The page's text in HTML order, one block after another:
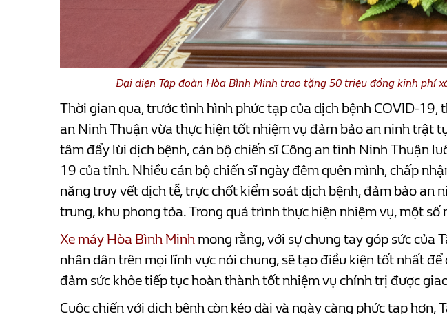
Đại diện Tập đoàn Hòa Bình Minh trao tặng 50 triệu đồng kinh phí
Thời gian qua, trước tình hình phức tạp của dịch bệnh COVID-19,
an Ninh Thuận vừa thực hiện tốt nhiệm vụ đảm bảo an ninh trật
tâm đẩy lùi dịch bệnh, cán bộ chiến sĩ Công an tỉnh Ninh Thuận
19 của tỉnh. Nhiều cán bộ chiến sĩ ngày đêm quên mình, chấp
năng truy vết dịch tễ, trực chốt kiểm soát dịch bệnh, đảm bảo an
trung, khu phong tỏa. Trong quá trình thực hiện nhiệm vụ, một
Xe máy Hòa Bình Minhmong rằng, với sự chung tay góp sức của
nhân dân trên mọi lĩnh vực nói chung, sẽ tạo điều kiện tốt nhất
đảm sức khỏe tiếp tục hoàn thành tốt nhiệm vụ chính trị được
Cuộc chiến với dịch bệnh còn kéo dài và ngày càng phức tạp